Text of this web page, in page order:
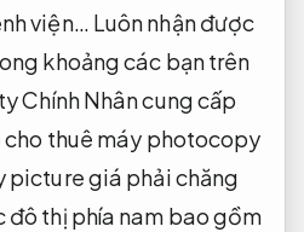
viện… Luôn nhận được
khoảng các bạn trên
Chính Nhân cung cấp
cho thuê máy photocopy
picture giá phải chăng
đô thị phía nam bao gồm